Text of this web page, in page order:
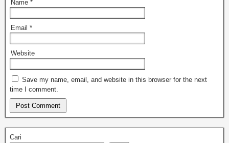
Name *
Email *
Website
Save my name, email, and website in this browser for the next
time I comment.
Cari